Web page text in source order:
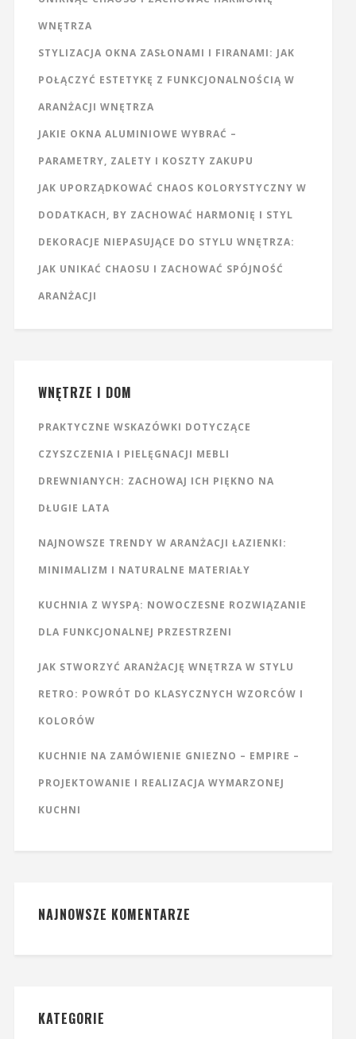
WNĘTRZA
STYLIZACJA OKNA ZASŁONAMI I FIRANAMI: JAK
POŁĄCZYĆ ESTETYKĘ Z FUNKCJONALNOŚCIĄ W
ARANŻACJI WNĘTRZA
JAKIE OKNA ALUMINIOWE WYBRAĆ –
PARAMETRY, ZALETY I KOSZTY ZAKUPU
JAK UPORZĄDKOWAĆ CHAOS KOLORYSTYCZNY W
DODATKACH, BY ZACHOWAĆ HARMONIĘ I STYL
DEKORACJE NIEPASUJĄCE DO STYLU WNĘTRZA:
JAK UNIKAĆ CHAOSU I ZACHOWAĆ SPÓJNOŚĆ
ARANŻACJI
WNĘTRZE I DOM
PRAKTYCZNE WSKAZÓWKI DOTYCZĄCE
CZYSZCZENIA I PIELĘGNACJI MEBLI
DREWNIANYCH: ZACHOWAJ ICH PIĘKNO NA
DŁUGIE LATA
NAJNOWSZE TRENDY W ARANŻACJI ŁAZIENKI:
MINIMALIZM I NATURALNE MATERIAŁY
KUCHNIA Z WYSPĄ: NOWOCZESNE ROZWIĄZANIE
DLA FUNKCJONALNEJ PRZESTRZENI
JAK STWORZYĆ ARANŻACJĘ WNĘTRZA W STYLU
RETRO: POWRÓT DO KLASYCZNYCH WZORCÓW I
KOLORÓW
KUCHNIE NA ZAMÓWIENIE GNIEZNO – EMPIRE –
PROJEKTOWANIE I REALIZACJA WYMARZONEJ
KUCHNI
NAJNOWSZE KOMENTARZE
KATEGORIE